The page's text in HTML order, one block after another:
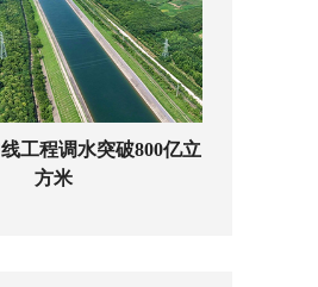
工程调水突破800亿立
方米